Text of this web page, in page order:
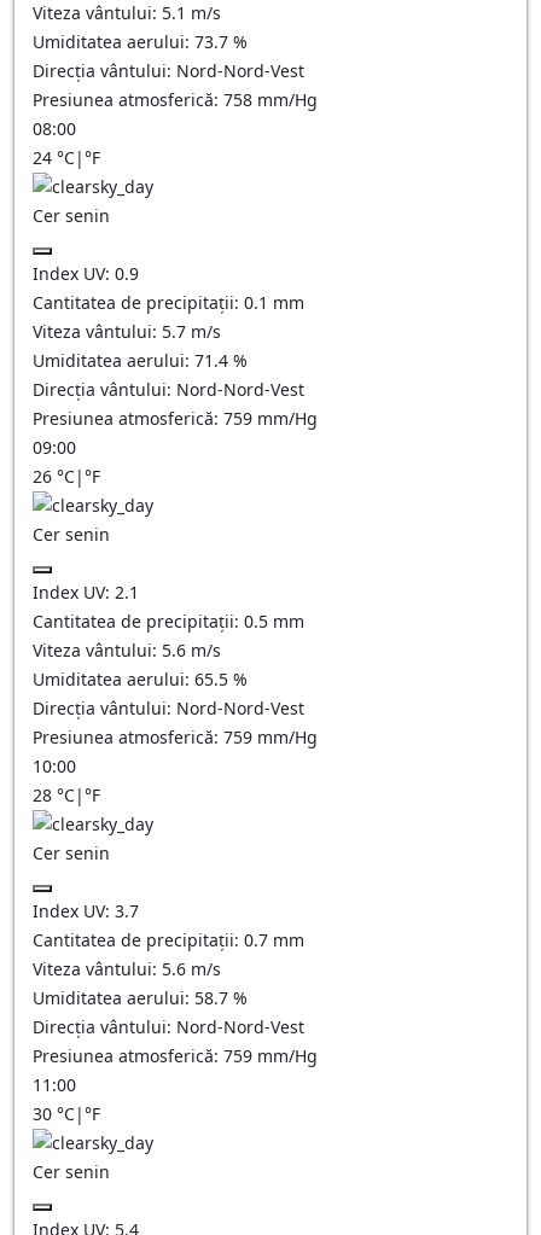
Viteza vântului: 5.1 m/s
Umiditatea aerului: 73.7 %
Direcția vântului: Nord-Nord-Vest
Presiunea atmosferică: 758 mm/Hg
08:00
24 °C|°F
Cer senin
Index UV: 0.9
Cantitatea de precipitații: 0.1 mm
Viteza vântului: 5.7 m/s
Umiditatea aerului: 71.4 %
Direcția vântului: Nord-Nord-Vest
Presiunea atmosferică: 759 mm/Hg
09:00
26 °C|°F
Cer senin
Index UV: 2.1
Cantitatea de precipitații: 0.5 mm
Viteza vântului: 5.6 m/s
Umiditatea aerului: 65.5 %
Direcția vântului: Nord-Nord-Vest
Presiunea atmosferică: 759 mm/Hg
10:00
28 °C|°F
Cer senin
Index UV: 3.7
Cantitatea de precipitații: 0.7 mm
Viteza vântului: 5.6 m/s
Umiditatea aerului: 58.7 %
Direcția vântului: Nord-Nord-Vest
Presiunea atmosferică: 759 mm/Hg
11:00
30 °C|°F
Cer senin
Index UV: 5.4